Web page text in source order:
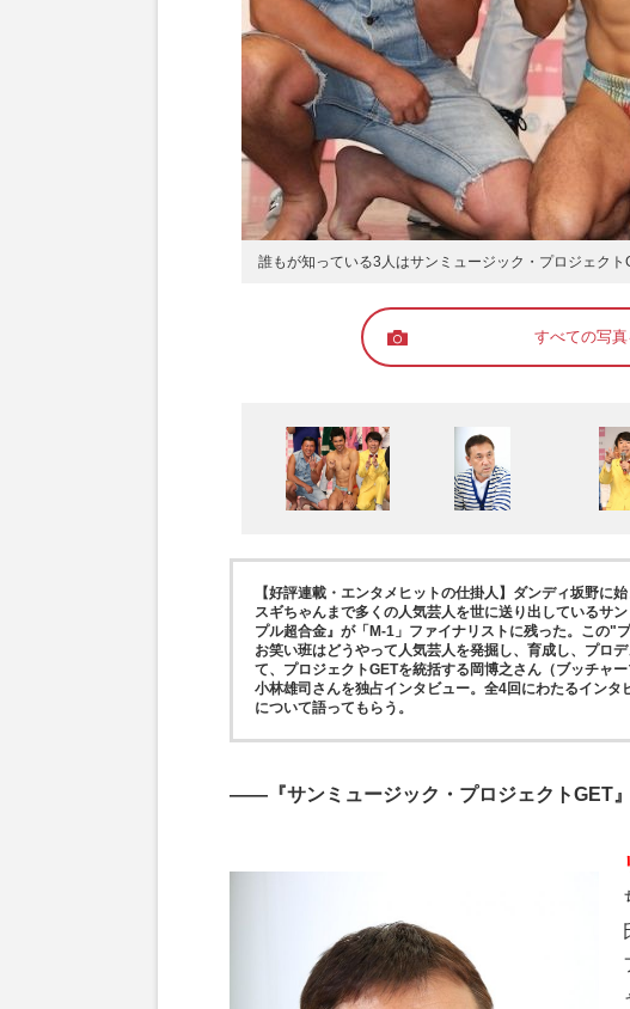
誰もが知っている3人はサンミュージック・プロジェクト
すべての写
【好評連載・エンタメヒットの仕掛人】ダンディ坂野に
スギちゃんまで多くの人気芸人を世に送り出しているサ
プル超合金』が「M-1」ファイナリストに残った。この"
お笑い班はどうやって人気芸人を発掘し、育成し、プロ
て、プロジェクトGETを統括する岡博之さん（ブッチャ
小林雄司さんを独占インタビュー。全4回にわたるイン
について語ってもらう。
——『サンミュージック・プロジェクトGET